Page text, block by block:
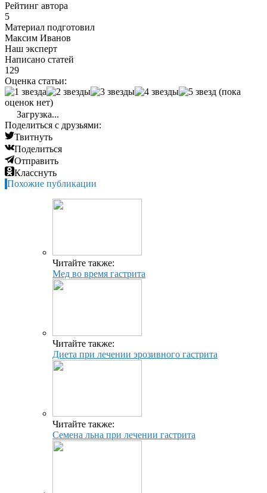
Рейтинг автора
5
Материал подготовил
Максим Иванов
Наш эксперт
Написано статей
129
Оценка статьи:
(пока
оценок нет)
Загрузка...
Поделиться с друзьями:
Твитнуть
Поделиться
Отправить
Класснуть
Похожие публикации
Читайте также:
Мед во время гастрита
Читайте также:
Диета при лечении эрозивного гастрита
Читайте также:
Семена льна при лечении гастрита